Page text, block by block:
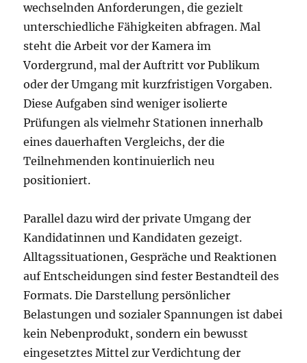
wechselnden Anforderungen, die gezielt
unterschiedliche Fähigkeiten abfragen. Mal
steht die Arbeit vor der Kamera im
Vordergrund, mal der Auftritt vor Publikum
oder der Umgang mit kurzfristigen Vorgaben.
Diese Aufgaben sind weniger isolierte
Prüfungen als vielmehr Stationen innerhalb
eines dauerhaften Vergleichs, der die
Teilnehmenden kontinuierlich neu
positioniert.
Parallel dazu wird der private Umgang der
Kandidatinnen und Kandidaten gezeigt.
Alltagssituationen, Gespräche und Reaktionen
auf Entscheidungen sind fester Bestandteil des
Formats. Die Darstellung persönlicher
Belastungen und sozialer Spannungen ist dabei
kein Nebenprodukt, sondern ein bewusst
eingesetztes Mittel zur Verdichtung der